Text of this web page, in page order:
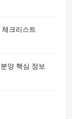
크리스트
양 핵심 정보